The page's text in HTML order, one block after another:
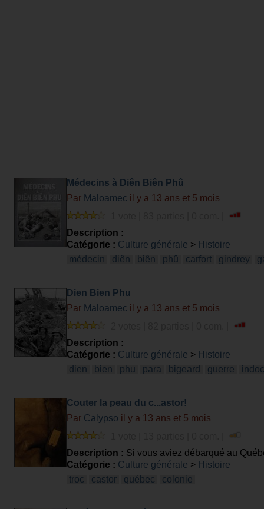
Médecins à Diên Biên Phû
Par Maloamec il y a 13 ans et 5 mois
Description :
Catégorie : Culture générale > Histoire
médecin
diên biên phû carfort gindrey
Dien Bien Phu
Par Maloamec il y a 13 ans et 5 mois
Description :
Catégorie : Culture générale > Histoire
dien
bien phu para bigeard guerre
Couter la peau du c...astor!
Par Calypso il y a 13 ans et 5 mois
Description : Si vous aviez débarqué au
Catégorie : Culture générale > Histoire
troc
castor québec colonie